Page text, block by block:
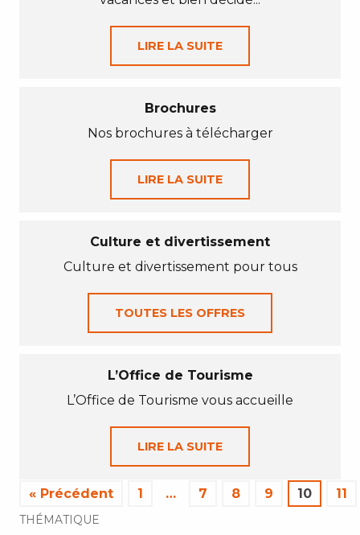
LIRE LA SUITE
Brochures
Nos brochures à télécharger
LIRE LA SUITE
Culture et divertissement
Culture et divertissement pour tous
TOUTES LES OFFRES
L’Office de Tourisme
L’Office de Tourisme vous accueille
LIRE LA SUITE
« Précédent 1 … 7 8 9 10 11
THÉMATIQUE